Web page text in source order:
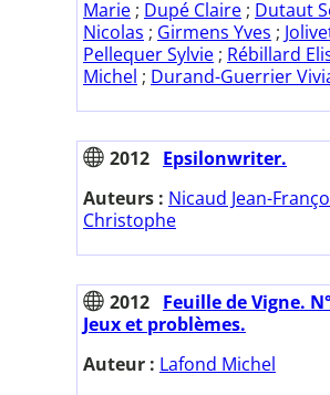
Marie ; Dupé Claire ; Dutaut
Nicolas ; Girmens Yves ;
Pellequer Sylvie ; Rébillard
Michel ; Durand-Guerrier
2012 Epsilonwriter.
Auteurs : Nicaud Jean-
Christophe
2012 Feuille de Vigne.
Jeux et problèmes.
Auteur : Lafond Michel